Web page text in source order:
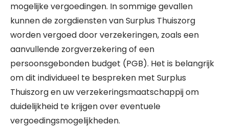
mogelijke vergoedingen. In sommige gevallen
kunnen de zorgdiensten van Surplus Thuiszorg
worden vergoed door verzekeringen, zoals een
aanvullende zorgverzekering of een
persoonsgebonden budget (PGB). Het is belangrijk
om dit individueel te bespreken met Surplus
Thuiszorg en uw verzekeringsmaatschappij om
duidelijkheid te krijgen over eventuele
vergoedingsmogelijkheden.